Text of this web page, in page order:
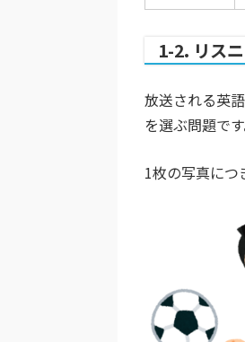
1-2. リス
放送される英
を選ぶ問題です
1枚の写真につ